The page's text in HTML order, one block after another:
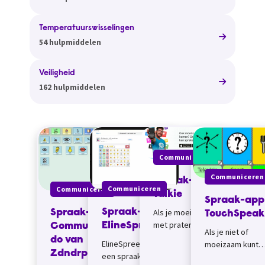
Temperatuurswisselingen
54 hulpmiddelen
Veiligheid
162 hulpmiddelen
Communiceren
Spraak-app
Communica
do van
Zdndrp
Communiceren
Spraak-app
ElineSpreekt
ElineSpreekt is
een spraak app
Communiceren
Spraak-app
Talkie
Als je moeite hebt
met praten,
onverstaanbaar
Communiceren
Spraak-app
TouchSpeak
Als je niet of
moeizaam kunt